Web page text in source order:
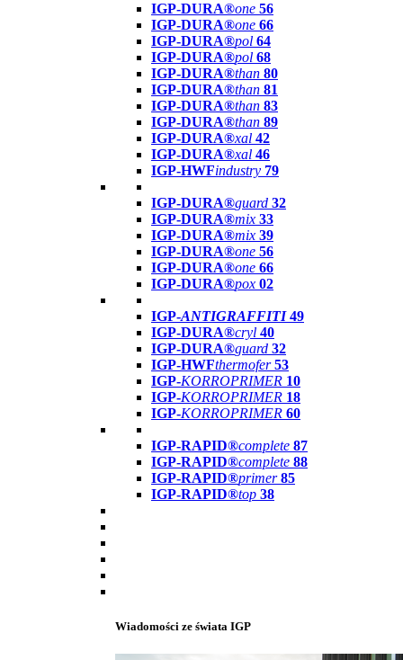
IGP-DURA®one 56
IGP-DURA®one 66
IGP-DURA®pol 64
IGP-DURA®pol 68
IGP-DURA®than 80
IGP-DURA®than 81
IGP-DURA®than 83
IGP-DURA®than 89
IGP-DURA®xal 42
IGP-DURA®xal 46
IGP-HWFindustry 79
IGP-DURA®guard 32
IGP-DURA®mix 33
IGP-DURA®mix 39
IGP-DURA®one 56
IGP-DURA®one 66
IGP-DURA®pox 02
IGP-ANTIGRAFFITI49
IGP-DURA®cryl 40
IGP-DURA®guard 32
IGP-HWFthermofer 53
IGP-KORROPRIMER 10
IGP-KORROPRIMER 18
IGP-KORROPRIMER 60
IGP-RAPID®complete 87
IGP-RAPID®complete 88
IGP-RAPID®primer 85
IGP-RAPID®top 38
Wiadomości ze świata IGP